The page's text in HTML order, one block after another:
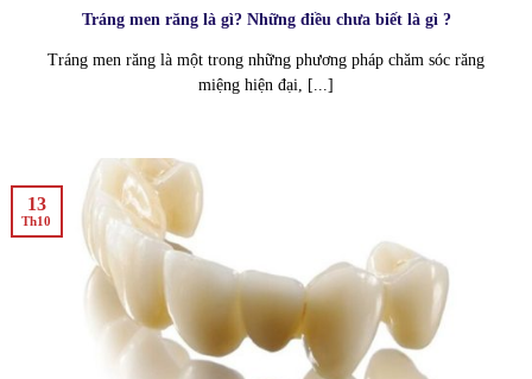
Tráng men răng là gì? Những điều chưa biết là gì ?
Tráng men răng là một trong những phương pháp chăm sóc răng
miệng hiện đại, [...]
13
Th10